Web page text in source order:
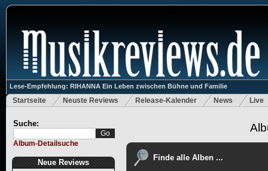
Lese-Empfehlung: RIHANNA Ein Leben zwischen Bühne und Familie
Startseite Neuste Reviews Release-Kalender News Live
Suche:
Album-Detailsuche
Neue Reviews
Finde alle Alben ...